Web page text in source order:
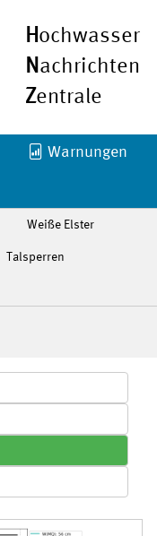
Hochwasser
Nachrichten
Zentrale
Warnungen
Weiße Elster
Talsperren